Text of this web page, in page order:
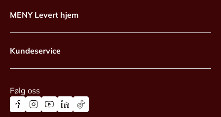
MENY Levert hjem
Kundeservice
Følg oss